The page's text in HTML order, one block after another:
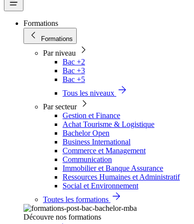
Formations
Formations
Par niveau
Bac +2
Bac +3
Bac +5
Tous les niveaux
Par secteur
Gestion et Finance
Achat Tourisme & Logistique
Bachelor Open
Business International
Commerce et Management
Communication
Immobilier et Banque Assurance
Ressources Humaines et Administratif
Social et Environnement
Toutes les formations
Découvre nos formations